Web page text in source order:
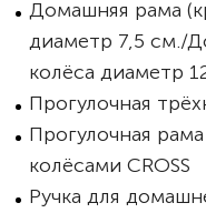
Домашняя рама
диаметр 7,5 см./
колёса диаметр
Прогулочная
Прогулочная
колёсами CROSS
Ручка для